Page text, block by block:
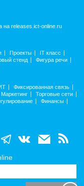
на releases.ict-online.ru
Проекты
IT класс
стенд
Фигура речи
Фиксированная связь
Маркетинг
Торговые сети
Финансы